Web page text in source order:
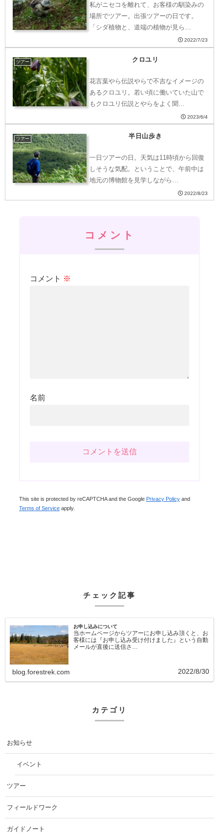
私がニセコを離れて、お客様の馴染みの
場所でツアー。出張ツアーの日です。
「シダ植物と、道端の植物が見ら…
2022/7/23
ツアー クロユリ
花言葉やら伝説やらで不吉なイメージの
あるクロユリ。若い頃に働いていた山で
もクロユリ伝説とやらをよく聞…
2023/6/4
ツアー 半日山歩き
一日ツアーの日。天気は11時頃から回復
しそうな気配。ということで、午前中は
地元の博物館を見学しながら…
2022/8/23
コメント
コメント ※
名前
This site is protected by reCAPTCHA and the Google Privacy Policy and
Terms of Service apply.
チェック記事
お申し込みについて
当ホームページからツアーにお申し込み頂くと、お
客様には『お申し込み受け付けました』という自動
メールが直後に送信さ…
blog.forestrek.com 2022/8/30
カテゴリ
お知らせ
イベント
ツアー
フィールドワーク
ガイドノート